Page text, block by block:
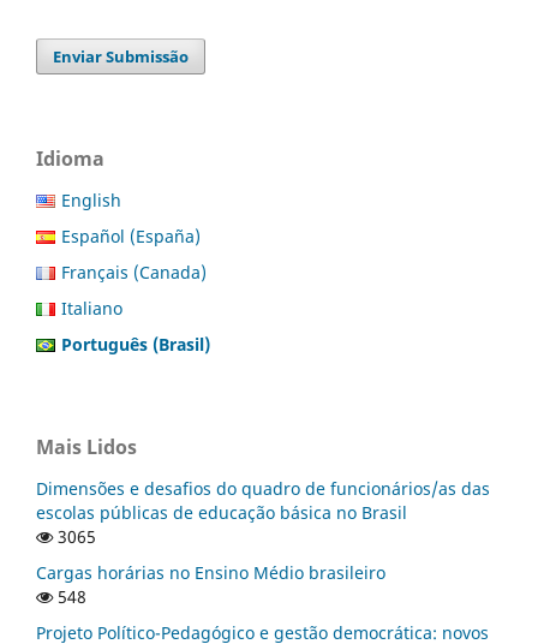
Enviar Submissão
Idioma
English
Español (España)
Français (Canada)
Italiano
Português (Brasil)
Mais Lidos
Dimensões e desafios do quadro de funcionários/as das
escolas públicas de educação básica no Brasil
3065
Cargas horárias no Ensino Médio brasileiro
548
Projeto Político-Pedagógico e gestão democrática: novos